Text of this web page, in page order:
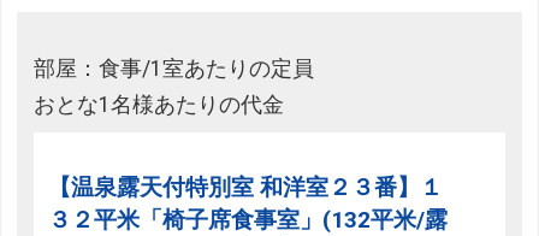
部屋：食事/1室あたりの定員
おとな1名様あたりの代金
【温泉露天付特別室 和洋室２３番】１
３２平米「椅子席食事室」(132平米/露